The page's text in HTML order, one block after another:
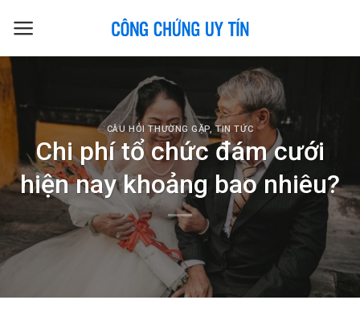
CÂU HỎI THƯỜNG GẶP,TIN TỨC
Chi phí tổ chức đám cưới
hiện nay khoảng bao nhiêu?